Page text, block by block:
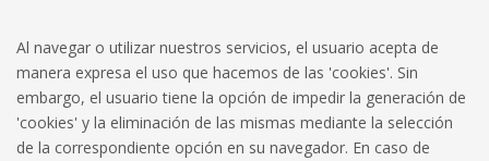
Al navegar o utilizar nuestros servicios, el usuario acepta de
manera expresa el uso que hacemos de las 'cookies'. Sin
embargo, el usuario tiene la opción de impedir la generación de
'cookies' y la eliminación de las mismas mediante la selección
de la correspondiente opción en su navegador. En caso de